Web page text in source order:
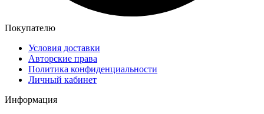
Покупателю
Условия доставки
Авторские права
Политика конфиденциальности
Личный кабинет
Информация